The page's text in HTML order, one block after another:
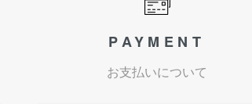
PAYMENT
お支払いについて